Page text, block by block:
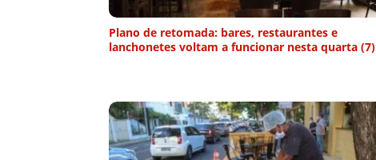
Plano de retomada: bares, restaurantes e
lanchonetes voltam a funcionar nesta quarta (7)